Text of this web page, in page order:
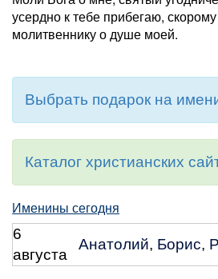
усердно к тебе прибегаю,
молитвеннику о душе моей.
Выбрать подарок на
Каталог христианских
Именины сегодня
6
августа
Анатолий, Борис,